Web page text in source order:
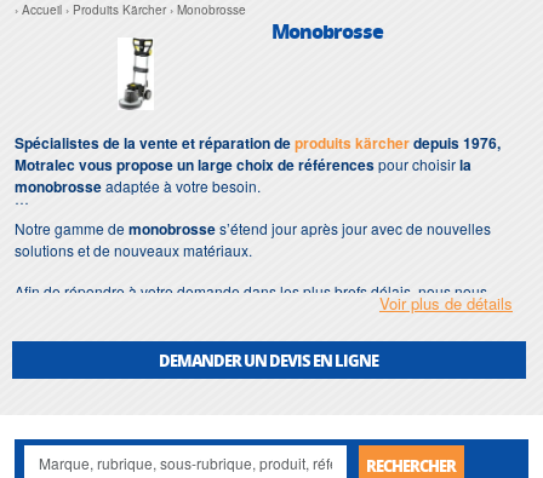
Accueil Produits Kärcher Monobrosse
Monobrosse
Spécialistes de la vente et réparation deproduits kärcherdepuis 1976,
Motralec vous propose un large choix de référencespour choisirla
monobrosseadaptée à votre besoin.
Notre gamme demonobrosses’étend jour après jour avec de nouvelles
solutions et de nouveaux matériaux.
Afin de répondre à votre demande dans les plus brefs délais, nous nous
monobrosse.
met également à votre disposition son service de
maintenance demonobrosse.
contraintes sont un gage d'efficacité, et garantissent l'absence de perturbation
de vos installations demonobrosse
Voir plus de détails
DEMANDER UN DEVIS EN LIGNE
RECHERCHER